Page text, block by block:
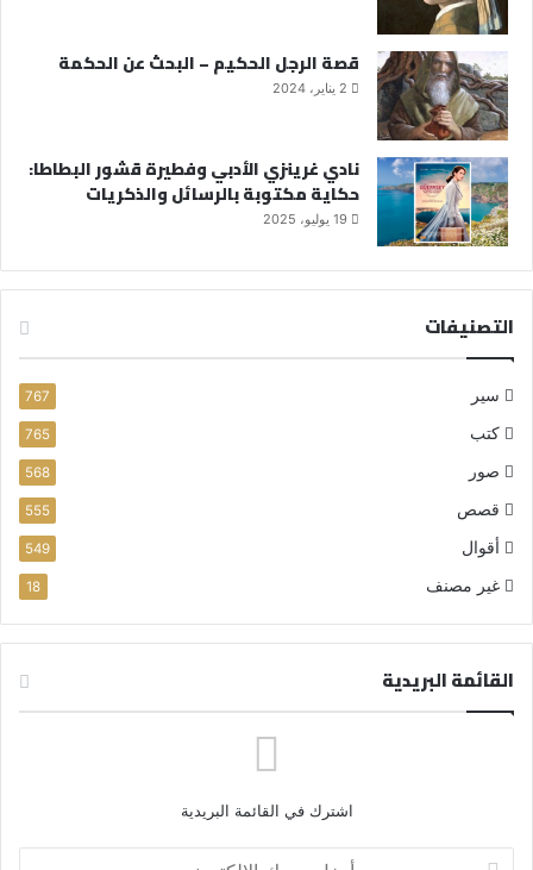
قصة الرجل الحكيم – البحث عن الحكمة
2 يناير، 2024
نادي غرينزي الأدبي وفطيرة قشور البطاطا:
حكاية مكتوبة بالرسائل والذكريات
19 يوليو، 2025
التصنيفات
سير 767
كتب 765
صور 568
قصص 555
أقوال 549
غير مصنف 18
القائمة البريدية
اشترك في القائمة البريدية